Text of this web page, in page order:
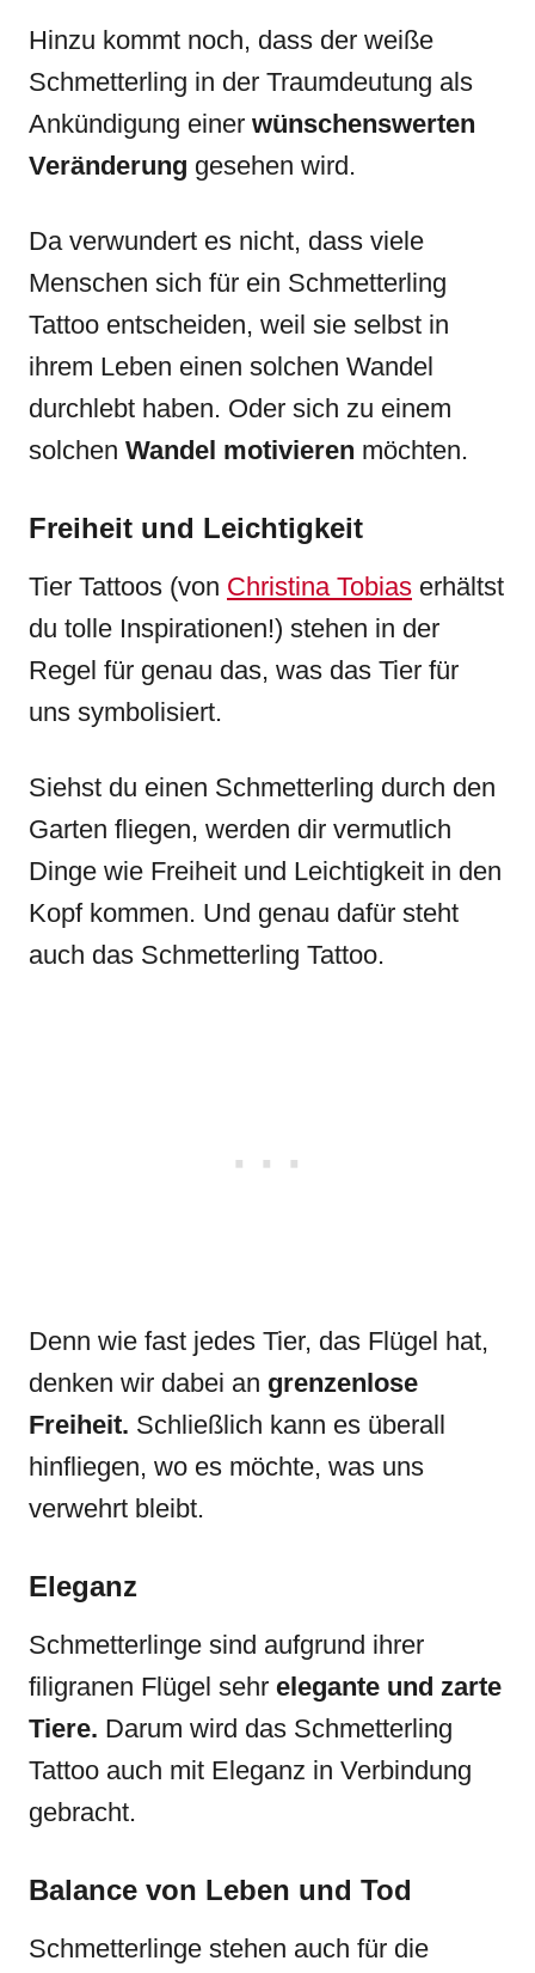
Hinzu kommt noch, dass der weiße
Schmetterling in der Traumdeutung als
Ankündigung einer wünschenswerten
Veränderung gesehen wird.
Da verwundert es nicht, dass viele
Menschen sich für ein Schmetterling
Tattoo entscheiden, weil sie selbst in
ihrem Leben einen solchen Wandel
durchlebt haben. Oder sich zu einem
solchen Wandel motivieren möchten.
Freiheit und Leichtigkeit
Tier Tattoos (von Christina Tobias erhältst
du tolle Inspirationen!) stehen in der
Regel für genau das, was das Tier für
uns symbolisiert.
Siehst du einen Schmetterling durch den
Garten fliegen, werden dir vermutlich
Dinge wie Freiheit und Leichtigkeit in den
Kopf kommen. Und genau dafür steht
auch das Schmetterling Tattoo.
Denn wie fast jedes Tier, das Flügel hat,
denken wir dabei an grenzenlose
Freiheit. Schließlich kann es überall
hinfliegen, wo es möchte, was uns
verwehrt bleibt.
Eleganz
Schmetterlinge sind aufgrund ihrer
filigranen Flügel sehr elegante und zarte
Tiere. Darum wird das Schmetterling
Tattoo auch mit Eleganz in Verbindung
gebracht.
Balance von Leben und Tod
Schmetterlinge stehen auch für die